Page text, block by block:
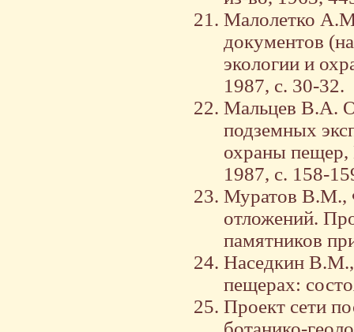
Малолетко
документов
экологии и
1987, с. 30-32.
Мальцев В.А. О
подземных
охраны
1987, с. 158-
Муратов В.М.,
отложений.
памятников
Наседкин
пещерах:
Проект сети